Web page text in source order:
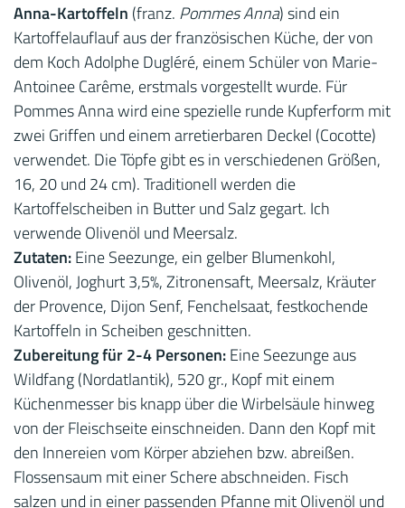
Anna-Kartoffeln (franz. Pommes Anna) sind ein
Kartoffelauflauf aus der französischen Küche, der von
dem Koch Adolphe Dugléré, einem Schüler von Marie-
Antoinee Carême, erstmals vorgestellt wurde. Für
Pommes Anna wird eine spezielle runde Kupferform mit
zwei Griffen und einem arretierbaren Deckel (Cocotte)
verwendet. Die Töpfe gibt es in verschiedenen Größen,
16, 20 und 24 cm). Traditionell werden die
Kartoffelscheiben in Butter und Salz gegart. Ich
verwende Olivenöl und Meersalz.
Zutaten:Eine Seezunge, ein gelber Blumenkohl,
Olivenöl, Joghurt 3,5%, Zitronensaft, Meersalz, Kräuter
der Provence, Dijon Senf, Fenchelsaat, festkochende
Kartoffeln in Scheiben geschnitten.
Zubereitung für 2-4 Personen:Eine Seezunge aus
Wildfang (Nordatlantik), 520 gr., Kopf mit einem
Küchenmesser bis knapp über die Wirbelsäule hinweg
von der Fleischseite einschneiden. Dann den Kopf mit
den Innereien vom Körper abziehen bzw. abreißen.
Flossensaum mit einer Schere abschneiden. Fisch
salzen und in einer passenden Pfanne mit Olivenöl und